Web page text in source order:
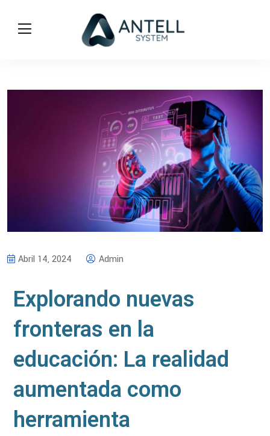
Abril 14, 2024 Admin
Explorando nuevas
fronteras en la
educación: La realidad
aumentada como
herramienta